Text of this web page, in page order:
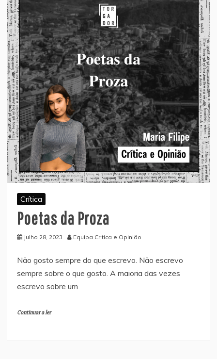
Crítica
Poetas da Proza
Julho 28, 2023 Equipa Critica e Opinião
Não gosto sempre do que escrevo. Não escrevo
sempre sobre o que gosto. A maioria das vezes
escrevo sobre um
Continuar a ler